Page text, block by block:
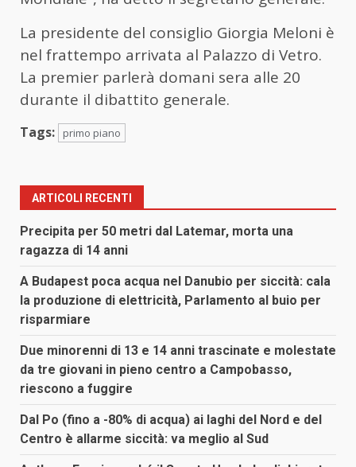
La presidente del consiglio Giorgia Meloni è
nel frattempo arrivata al Palazzo di Vetro.
La premier parlerà domani sera alle 20
durante il dibattito generale.
Tags: primo piano
ARTICOLI RECENTI
Precipita per 50 metri dal Latemar, morta una
ragazza di 14 anni
A Budapest poca acqua nel Danubio per siccità: cala
la produzione di elettricità, Parlamento al buio per
risparmiare
Due minorenni di 13 e 14 anni trascinate e molestate
da tre giovani in pieno centro a Campobasso,
riescono a fuggire
Dal Po (fino a -80% di acqua) ai laghi del Nord e del
Centro è allarme siccità: va meglio al Sud